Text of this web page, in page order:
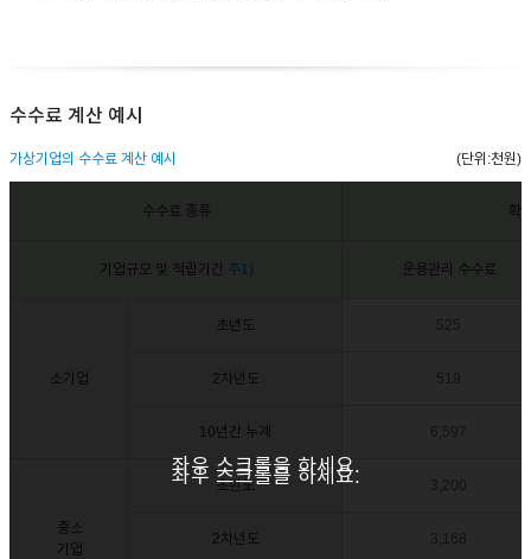
수수료 계산 예시
가상기업의 수수료 계산 예시 (단위:천원)
수수료 종류 확
기업규모 및 적립기간 주1) 운용관리 수수료
소기업
초년도 525
2차년도 519
10년간 누계 6,597
중소
기업
초년도 3,200
2차년도 3,168
좌우 스크롤을 하세요.
좌우 스크롤을 하세요.